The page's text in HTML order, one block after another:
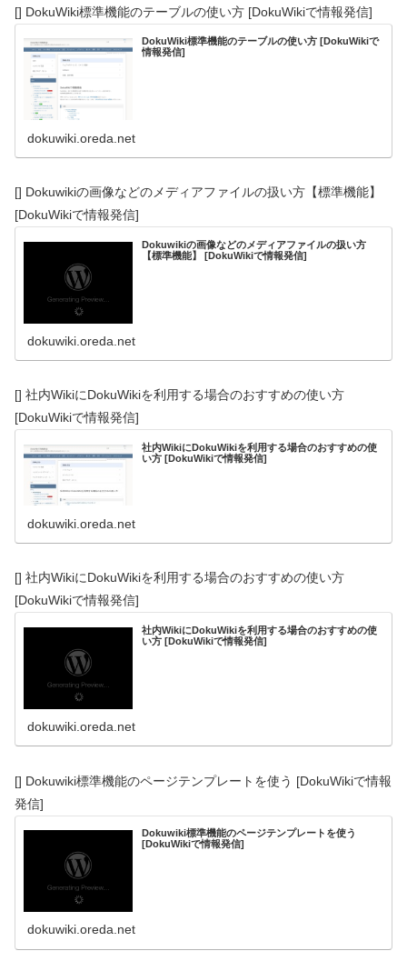
[] DokuWiki標準機能のテーブルの使い方 [DokuWikiで情報発信]
DokuWiki標準機能のテーブルの使い方 [DokuWikiで
情報発信]
dokuwiki.oreda.net
[] Dokuwikiの画像などのメディアファイルの扱い方【標準機能】
[DokuWikiで情報発信]
Dokuwikiの画像などのメディアファイルの扱い方
【標準機能】 [DokuWikiで情報発信]
dokuwiki.oreda.net
[] 社内WikiにDokuWikiを利用する場合のおすすめの使い方
[DokuWikiで情報発信]
社内WikiにDokuWikiを利用する場合のおすすめの使
い方 [DokuWikiで情報発信]
dokuwiki.oreda.net
[] 社内WikiにDokuWikiを利用する場合のおすすめの使い方
[DokuWikiで情報発信]
社内WikiにDokuWikiを利用する場合のおすすめの使
い方 [DokuWikiで情報発信]
dokuwiki.oreda.net
[] Dokuwiki標準機能のページテンプレートを使う [DokuWikiで情報
発信]
Dokuwiki標準機能のページテンプレートを使う
[DokuWikiで情報発信]
dokuwiki.oreda.net